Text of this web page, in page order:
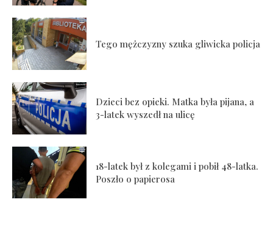
Tego mężczyzny szuka gliwicka policja
Dzieci bez opieki. Matka była pijana, a
3-latek wyszedł na ulicę
18-latek był z kolegami i pobił 48-latka.
Poszło o papierosa